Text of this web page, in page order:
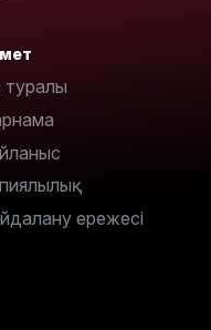
туралы
ережесі